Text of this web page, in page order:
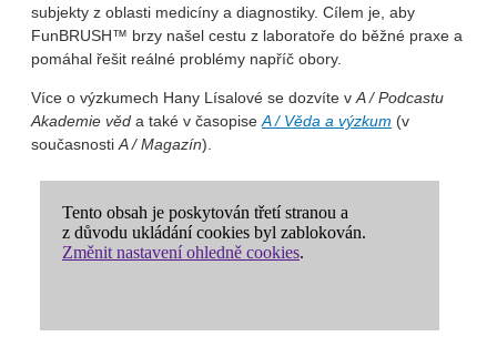
subjekty z oblasti medicíny a diagnostiky. Cílem je, aby
FunBRUSH™ brzy našel cestu z laboratoře do běžné praxe a
pomáhal řešit reálné problémy napříč obory.
Více o výzkumech Hany Lísalové se dozvíte vA / Podcastu
Akademie věd a také v časopiseA / Věda a výzkum (v
současnostiA / Magazín).